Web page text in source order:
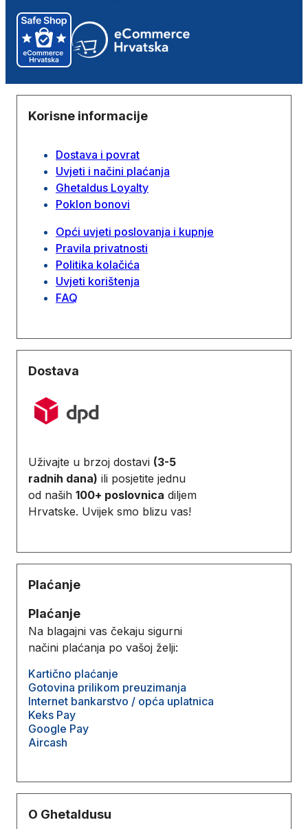
Korisne informacije
Dostava i povrat
Uvjeti i načini plaćanja
Ghetaldus Loyalty
Poklon bonovi
Opći uvjeti poslovanja i kupnje
Pravila privatnosti
Politika kolačića
Uvjeti korištenja
FAQ
Dostava
Uživajte u brzoj dostavi (3-5
radnih dana) ili posjetite jednu
od naših 100+ poslovnica diljem
Hrvatske. Uvijek smo blizu vas!
Plaćanje
Plaćanje
Na blagajni vas čekaju sigurni
načini plaćanja po vašoj želji:
Kartično plaćanje
Gotovina prilikom preuzimanja
Internet bankarstvo / opća uplatnica
Keks Pay
Google Pay
Aircash
O Ghetaldusu